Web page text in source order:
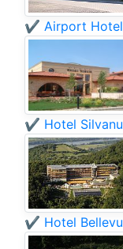
✔️ Airport Hotel
✔️ Hotel
✔️ Hotel